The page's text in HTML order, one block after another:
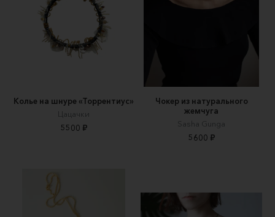
Колье на шнуре «Торрентиус»
Цацачки
5500 ₽
Чокер из натурального
жемчуга
Sasha Gunga
5600 ₽